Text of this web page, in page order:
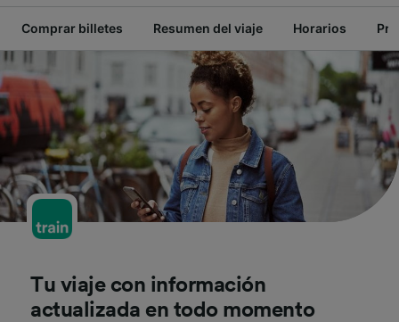
Comprar billetes Resumen del viaje Horarios
Tu viaje con información
actualizada en todo momento